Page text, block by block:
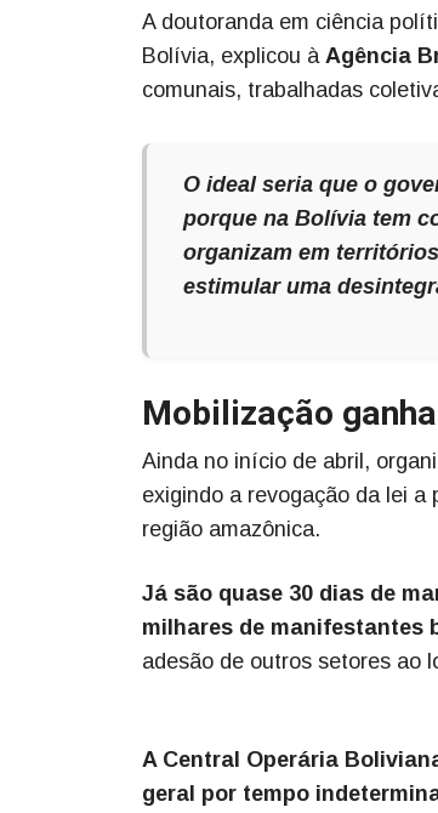
A doutoranda em ciência
Bolívia, explicou à Agência
comunais, trabalhadas
O ideal seria que o
porque na Bolívia tem
organizam em
estimular uma
Mobilização
Ainda no início de abril,
exigindo a revogação da lei
região amazônica.
Já são quase 30 dias de
milhares de manifestantes
adesão de outros setores ao
A Central Operária
geral por tempo